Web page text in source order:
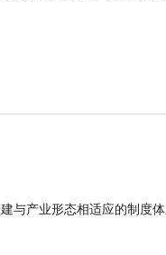
与产业形态相适应的制度体